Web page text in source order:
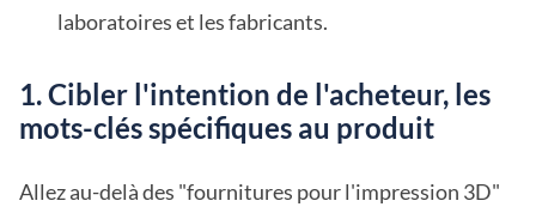
laboratoires et les fabricants.
1. Cibler l'intention de l'acheteur, les
mots-clés spécifiques au produit
Allez au-delà des "fournitures pour l'impression 3D"